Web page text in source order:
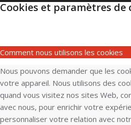
Cookies et paramètres
Comment nous utilisons les cookies
Nous pouvons demander que les
votre appareil. Nous utilisons des
quand vous visitez nos sites Web,
avec nous, pour enrichir votre
personnaliser votre relation avec